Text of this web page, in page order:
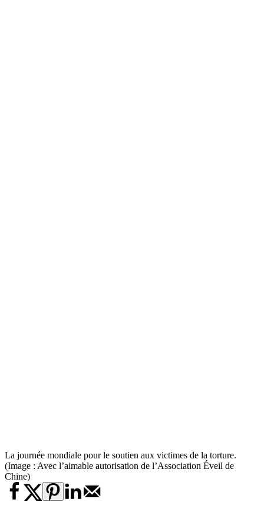
La journée mondiale pour le soutien aux victimes de la torture.
(Image : Avec l’aimable autorisation de l’Association Éveil de
Chine)